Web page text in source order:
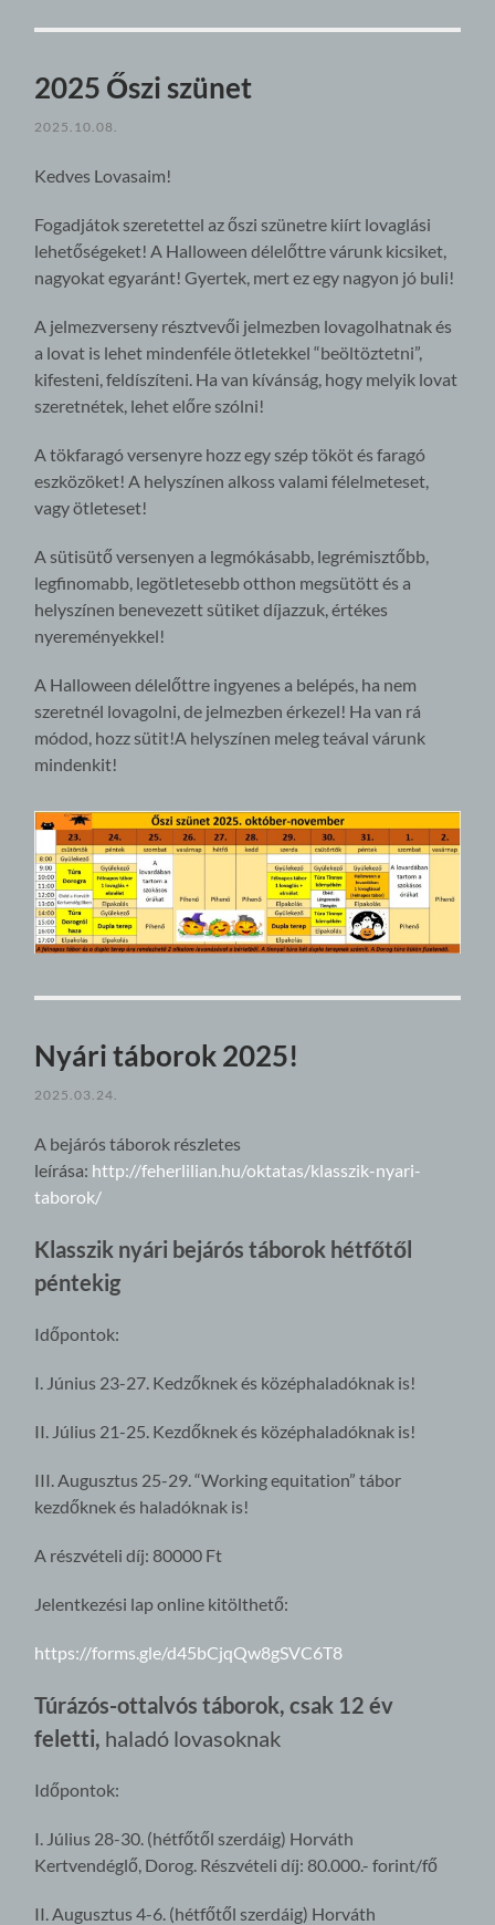
2025 Őszi szünet
2025.10.08.
Kedves Lovasaim!
Fogadjátok szeretettel az őszi szünetre kiírt lovaglási
lehetőségeket! A Halloween délelőttre várunk kicsiket,
nagyokat egyaránt! Gyertek, mert ez egy nagyon jó buli!
A jelmezverseny résztvevői jelmezben lovagolhatnak és
a lovat is lehet mindenféle ötletekkel “beöltöztetni”,
kifesteni, feldíszíteni. Ha van kívánság, hogy melyik lovat
szeretnétek, lehet előre szólni!
A tökfaragó versenyre hozz egy szép tököt és faragó
eszközöket! A helyszínen alkoss valami félelmeteset,
vagy ötleteset!
A sütisütő versenyen a legmókásabb, legrémisztőbb,
legfinomabb, legötletesebb otthon megsütött és a
helyszínen benevezett sütiket díjazzuk, értékes
nyereményekkel!
A Halloween délelőttre ingyenes a belépés, ha nem
szeretnél lovagolni, de jelmezben érkezel! Ha van rá
módod, hozz sütit!A helyszínen meleg teával várunk
mindenkit!
Nyári táborok 2025!
2025.03.24.
A bejárós táborok részletes
leírása: http://feherlilian.hu/oktatas/klasszik-nyari-
taborok/
Klasszik nyári bejárós táborok hétfőtől
péntekig
Időpontok:
I. Június 23-27. Kedzőknek és középhaladóknak is!
II. Július 21-25. Kezdőknek és középhaladóknak is!
III. Augusztus 25-29. “Working equitation” tábor
kezdőknek és haladóknak is!
A részvételi díj: 80000 Ft
Jelentkezési lap online kitölthető:
https://forms.gle/d45bCjqQw8gSVC6T8
Túrázós-ottalvós táborok, csak 12 év
feletti, haladó lovasoknak
Időpontok:
I. Július 28-30. (hétfőtől szerdáig) Horváth
Kertvendéglő, Dorog. Részvételi díj: 80.000.- forint/fő
II. Augusztus 4-6. (hétfőtől szerdáig) Horváth